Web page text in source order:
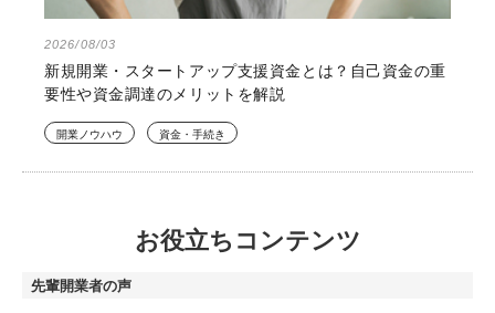
2026/08/03
新規開業・スタートアップ支援資金とは？自己資金の重
要性や資金調達のメリットを解説
開業ノウハウ 資金・手続き
お役立ちコンテンツ
先輩開業者の声